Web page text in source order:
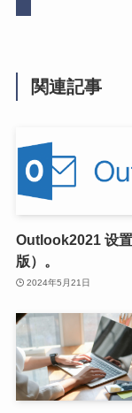
関連記事
Outlook2021 设
版）。
2024年5月21日